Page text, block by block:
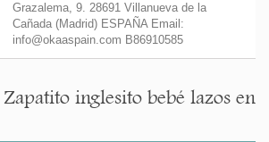
Grazalema, 9. 28691 Villanueva de la
Cañada (Madrid) ESPAÑA Email:
info@okaaspain.com B86910585
inglesito bebé lazos en